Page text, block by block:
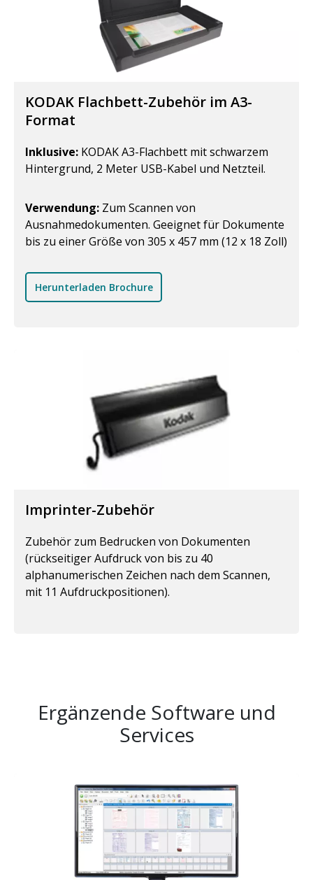
KODAK Flachbett-Zubehör im A3-
Format
Inklusive: KODAK A3-Flachbett mit schwarzem
Hintergrund, 2 Meter USB-Kabel und Netzteil.
Verwendung: Zum Scannen von
Ausnahmedokumenten. Geeignet für Dokumente
bis zu einer Größe von 305 x 457 mm (12 x 18 Zoll)
Herunterladen Brochure
Imprinter-Zubehör
Zubehör zum Bedrucken von Dokumenten
(rückseitiger Aufdruck von bis zu 40
alphanumerischen Zeichen nach dem Scannen,
mit 11 Aufdruckpositionen).
Ergänzende Software und
Services